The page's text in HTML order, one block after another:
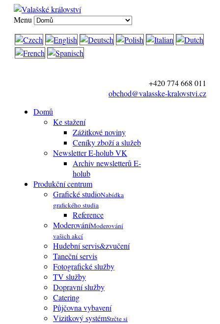
Menu
+420 774 668 011
obchod@valasske-kralovstvi.cz
Domů
Ke stažení
Zážitkové noviny
Ceníky zboží a služeb
Newsletter E-holub VK
Archiv newsletterů E-
holub
Produkční centrum
Grafické studioNabídka
grafického studia
Reference
ModerováníModerování
vašich akcí
Hudební servis&zvučení
Taneční servis
Fotografické služby
TV služby
Dopravní služby
Catering
Půjčovna vybavení
Vizitkový systémStrčte si